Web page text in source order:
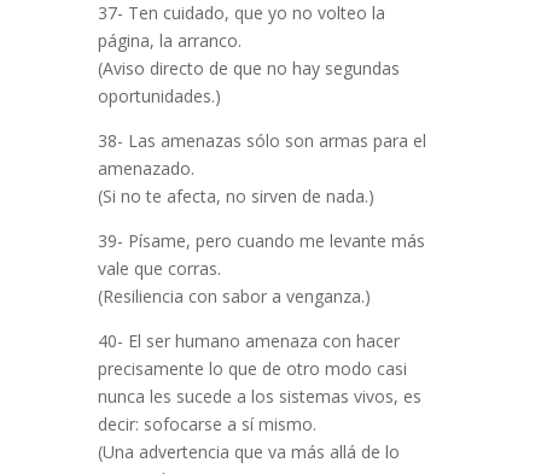
37- Ten cuidado, que yo no volteo la
página, la arranco.
(Aviso directo de que no hay segundas
oportunidades.)
38- Las amenazas sólo son armas para el
amenazado.
(Si no te afecta, no sirven de nada.)
39- Písame, pero cuando me levante más
vale que corras.
(Resiliencia con sabor a venganza.)
40- El ser humano amenaza con hacer
precisamente lo que de otro modo casi
nunca les sucede a los sistemas vivos, es
decir: sofocarse a sí mismo.
(Una advertencia que va más allá de lo